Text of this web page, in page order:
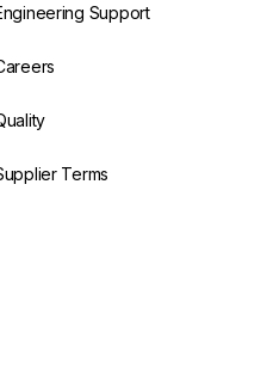
Support
Terms